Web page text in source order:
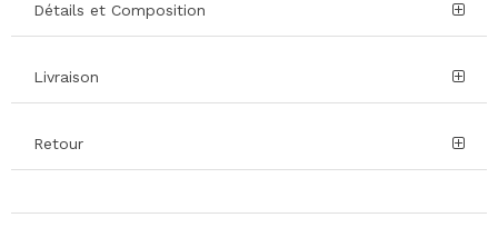
Détails et Composition
Livraison
Retour